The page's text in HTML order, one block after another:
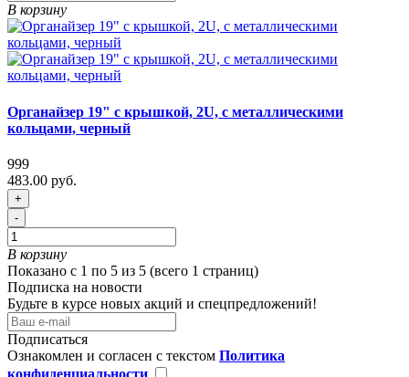
В корзину
Органайзер 19" с крышкой, 2U, с металлическими
кольцами, черный
999
483.00 руб.
+
-
В корзину
Показано с 1 по 5 из 5 (всего 1 страниц)
Подписка на новости
Будьте в курсе новых акций и спецпредложений!
Подписаться
Ознакомлен и согласен с текстом Политика
конфиденциальности